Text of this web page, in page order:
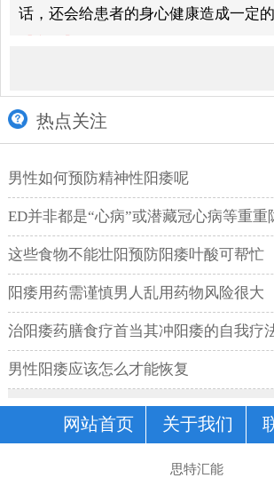
话，还会给患者的身心健康造成一定
热点关注
男性如何预防精神性阳痿呢
ED并非都是“心病”或潜藏冠心病等重重
这些食物不能壮阳预防阳痿叶酸可帮忙
阳痿用药需谨慎男人乱用药物风险很大
治阳痿药膳食疗首当其冲阳痿的自我疗
男性阳痿应该怎么才能恢复
网站首页 关于我们
思特汇能